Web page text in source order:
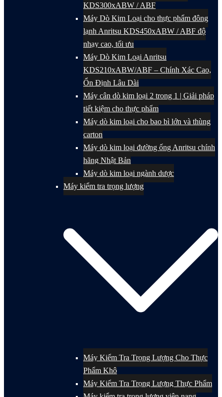
KDS300xABW / ABF
Máy Dò Kim Loại cho thực phẩm đông
lạnh Anritsu KDS450xABW / ABF độ
nhạy cao, tối ưu
Máy Dò Kim Loại Anritsu
KDS210xABW/ABF – Chính Xác Cao,
Ổn Định Lâu Dài
Máy cân dò kim loại 2 trong 1 | Giải pháp
tiết kiệm cho thực phẩm
Máy dò kim loại cho bao bì lớn và thùng
carton
Máy dò kim loại đường ống Anritsu chính
hãng Nhật Bản
Máy dò kim loại ngành dược
Máy kiểm tra trọng lượng
Máy Kiểm Tra Trọng Lượng Cho Thực
Phẩm Khô
Máy Kiểm Tra Trọng Lượng Thực Phẩm